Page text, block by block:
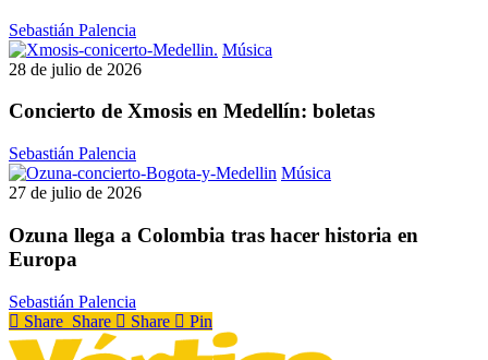
Sebastián Palencia
Música
en
28 de julio de 2026
Concierto de Xmosis en Medellín: boletas
Sebastián Palencia
Música
Colombia
27 de julio de 2026
Ozuna llega a Colombia tras hacer historia en
Europa
Sebastián Palencia
Share Share Share Pin